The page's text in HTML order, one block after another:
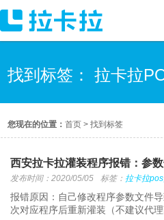
找到标签： 拉卡拉
您现在的位置：首页 >找到标签
西安拉卡拉灌装程序报错：参
发布时间：2020/05/05 标签： 拉卡拉
报错原因：自己修改程序参数文件
次对应程序后重新灌装（不建议代